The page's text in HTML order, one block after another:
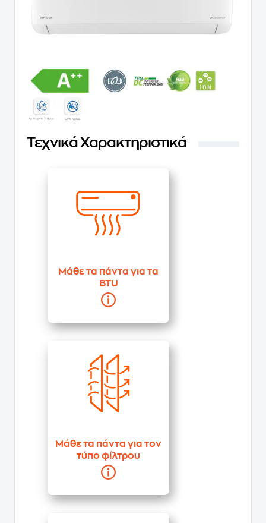
Τεχνικά Χαρακτηριστικά
Μάθε τα πάντα για τα
BTU
Μάθε τα πάντα για τον
τύπο φίλτρου